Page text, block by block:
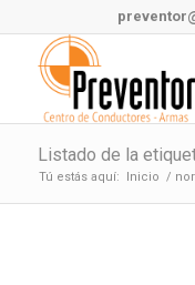
Listado de la
Tú estás aquí: Inicio /